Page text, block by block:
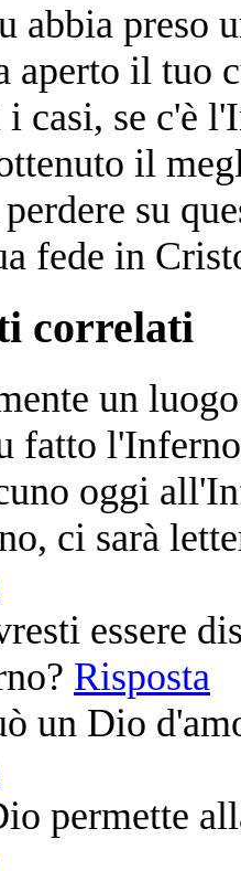
abbia preso
aperto il tuo
casi, se c'è
il
su
fede in
correlati
un
fatto
oggi
ci sarà
essere
Risposta
un Dio
permette